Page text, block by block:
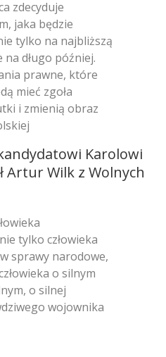
zdecyduje
jaka będzie
tylko na najbliższą
na długo później.
prawne, które
mieć zgoła
i zmienią obraz
Karolowi
Artur Wilk z Wolnych
tylko człowieka
sprawy narodowe,
o silnym
o silnej
wojownika